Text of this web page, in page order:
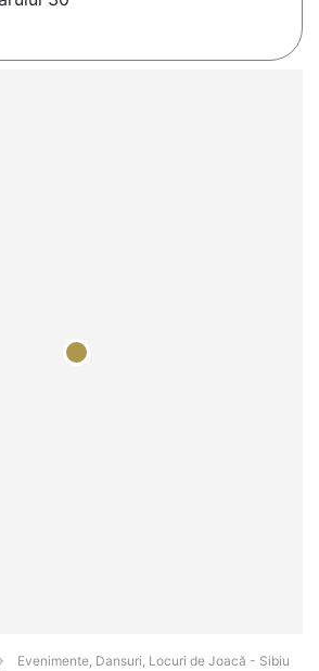
Evenimente, Dansuri, Locuri de Joacă - Sibiu